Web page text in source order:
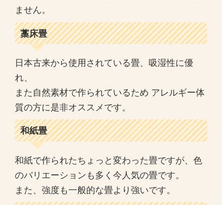
ません。
藁床畳
日本古来から使用されている畳、吸湿性に優
れ、
また自然素材で作られているため アレルギー体
質の方に是非オススメです。
和紙畳
和紙で作られたちょっと変わった畳ですが、色
のバリエーションも多く今人気の畳です。
また、強度も一般的な畳より強いです。